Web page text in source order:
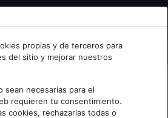
tu email.
propias y de terceros para
del sitio y mejorar nuestros
sean necesarias para el
requieren tu consentimiento.
cookies, rechazarlas todas o